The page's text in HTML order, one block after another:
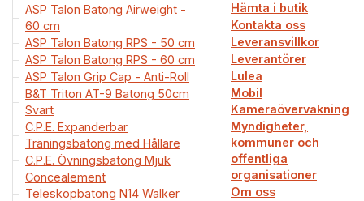
ASP Talon Batong Airweight -
60 cm
ASP Talon Batong RPS - 50 cm
ASP Talon Batong RPS - 60 cm
ASP Talon Grip Cap - Anti-Roll
B&T Triton AT-9 Batong 50cm
Svart
C.P.E. Expanderbar
Träningsbatong med Hållare
C.P.E. Övningsbatong Mjuk
Concealement
Teleskopbatong N14 Walker
Hämta i butik
Kontakta oss
Leveransvillkor
Leverantörer
Lulea
Mobil
Kameraövervakning
Myndigheter,
kommuner och
offentliga
organisationer
Om oss